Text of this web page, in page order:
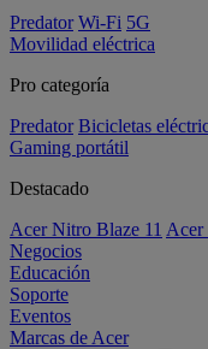
Predator Wi-Fi 5G
Movilidad eléctrica
Pro categoría
Predator Bicicletas
Gaming portátil
Destacado
Acer Nitro Blaze 11 Acer
Negocios
Educación
Soporte
Eventos
Marcas de Acer